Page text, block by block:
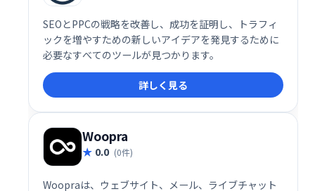
SEOとPPCの戦略を改善し、成功を証明し、トラフィ
ックを増やすための新しいアイデアを発見するために
必要なすべてのツールが見つかります。
詳しく見る
Woopra
0.0 (0件)
Woopraは、ウェブサイト、メール、ライブチャット